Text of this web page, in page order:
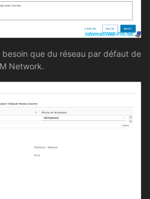
que du réseau par défaut de
Network.